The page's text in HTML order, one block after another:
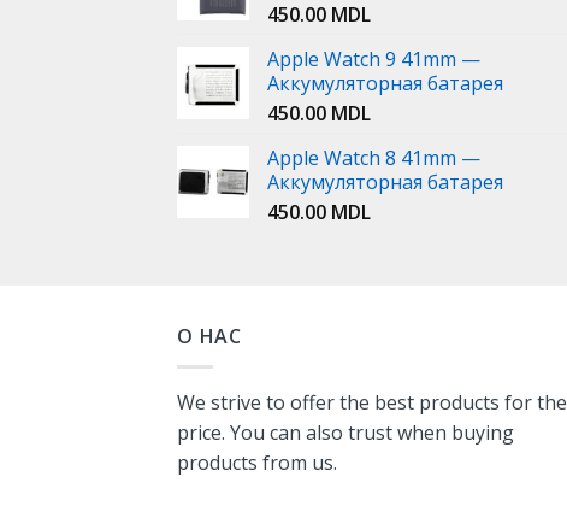
450.00 MDL
Apple Watch 9 41mm —
Аккумуляторная батарея
450.00 MDL
Apple Watch 8 41mm —
Аккумуляторная батарея
450.00 MDL
О НАС
We strive to offer the best products for the
price. You can also trust when buying
products from us.